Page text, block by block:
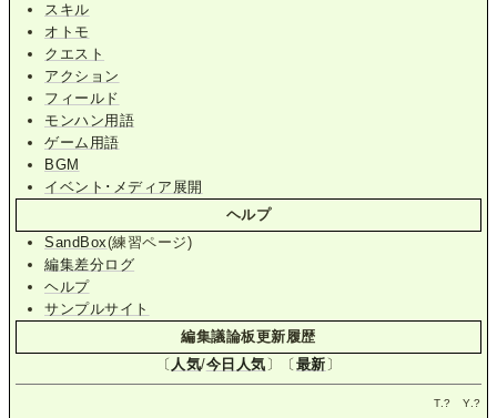
スキル
オトモ
クエスト
アクション
フィールド
モンハン用語
ゲーム用語
BGM
イベント･メディア展開
ヘルプ
SandBox(練習ページ)
編集差分ログ
ヘルプ
サンプルサイト
編集議論板更新履歴
〔 人気/今日人気 〕〔 最新 〕
T.? Y.?